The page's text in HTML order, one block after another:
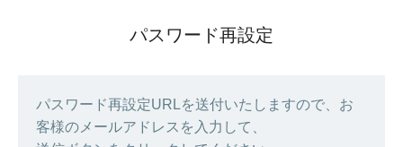
パスワード再設定
パスワード再設定URLを送付いたしますので、お
客様のメールアドレスを入力して、